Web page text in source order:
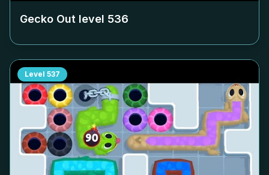
Gecko Out level 536
Level 537